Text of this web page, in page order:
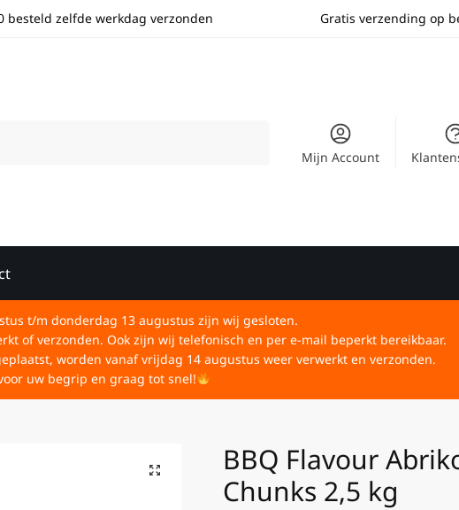
besteld zelfde werkdag verzonden Gratis verzending op
Mijn Account
t/m donderdag 13 augustus zijn wij gesloten.
of verzonden. Ook zijn wij telefonisch en per e-mail beperkt bereikbaar.
worden vanaf vrijdag 14 augustus weer verwerkt en verzonden.
uw begrip en graag tot snel!
BBQ Flavour
Chunks 2,5 kg